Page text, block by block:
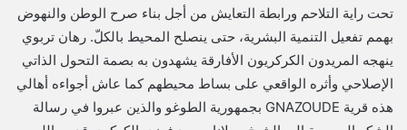
تحت راية التلاحم ورابطة التعايش من أجل بناء صرح الوطن والنهوض
بهمم تفعيل التنمية البشرية، حتى ينصلح المحيط بالكلّ. رهان تربوي
ينهجه المريدون الكركريون الأفارقة يشهدون به بصمة التحول الذاتي
الإصلاحي وأثره الواقعي على بساط محيطهم كما عاش أجواءه أهالي
هذه قرية GNAZOUDE بجمهورية الطوغو والذين عبروا في رسالة